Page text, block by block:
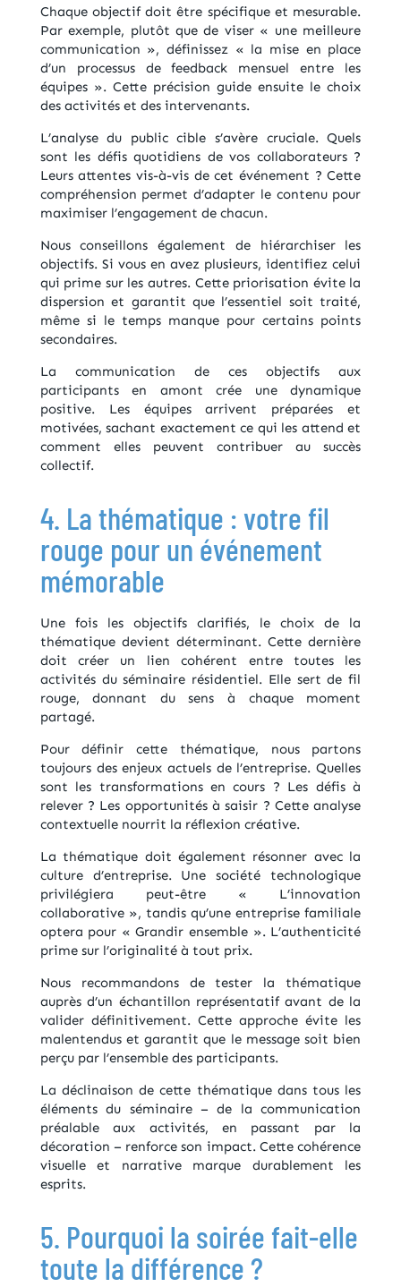
Chaque objectif doit être spécifique et mesurable.
Par exemple, plutôt que de viser « une meilleure
communication », définissez « la mise en place
d’un processus de feedback mensuel entre les
équipes ». Cette précision guide ensuite le choix
des activités et des intervenants.
L’analyse du public cible s’avère cruciale. Quels
sont les défis quotidiens de vos collaborateurs ?
Leurs attentes vis-à-vis de cet événement ? Cette
compréhension permet d’adapter le contenu pour
maximiser l’engagement de chacun.
Nous conseillons également de hiérarchiser les
objectifs. Si vous en avez plusieurs, identifiez celui
qui prime sur les autres. Cette priorisation évite la
dispersion et garantit que l’essentiel soit traité,
même si le temps manque pour certains points
secondaires.
La communication de ces objectifs aux
participants en amont crée une dynamique
positive. Les équipes arrivent préparées et
motivées, sachant exactement ce qui les attend et
comment elles peuvent contribuer au succès
collectif.
4. La thématique : votre fil
rouge pour un événement
mémorable
Une fois les objectifs clarifiés, le choix de la
thématique devient déterminant. Cette dernière
doit créer un lien cohérent entre toutes les
activités du séminaire résidentiel. Elle sert de fil
rouge, donnant du sens à chaque moment
partagé.
Pour définir cette thématique, nous partons
toujours des enjeux actuels de l’entreprise. Quelles
sont les transformations en cours ? Les défis à
relever ? Les opportunités à saisir ? Cette analyse
contextuelle nourrit la réflexion créative.
La thématique doit également résonner avec la
culture d’entreprise. Une société technologique
privilégiera peut-être « L’innovation
collaborative », tandis qu’une entreprise familiale
optera pour « Grandir ensemble ». L’authenticité
prime sur l’originalité à tout prix.
Nous recommandons de tester la thématique
auprès d’un échantillon représentatif avant de la
valider définitivement. Cette approche évite les
malentendus et garantit que le message soit bien
perçu par l’ensemble des participants.
La déclinaison de cette thématique dans tous les
éléments du séminaire – de la communication
préalable aux activités, en passant par la
décoration – renforce son impact. Cette cohérence
visuelle et narrative marque durablement les
esprits.
5. Pourquoi la soirée fait-elle
toute la différence ?